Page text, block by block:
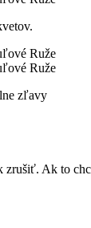
zľavy
Ak to